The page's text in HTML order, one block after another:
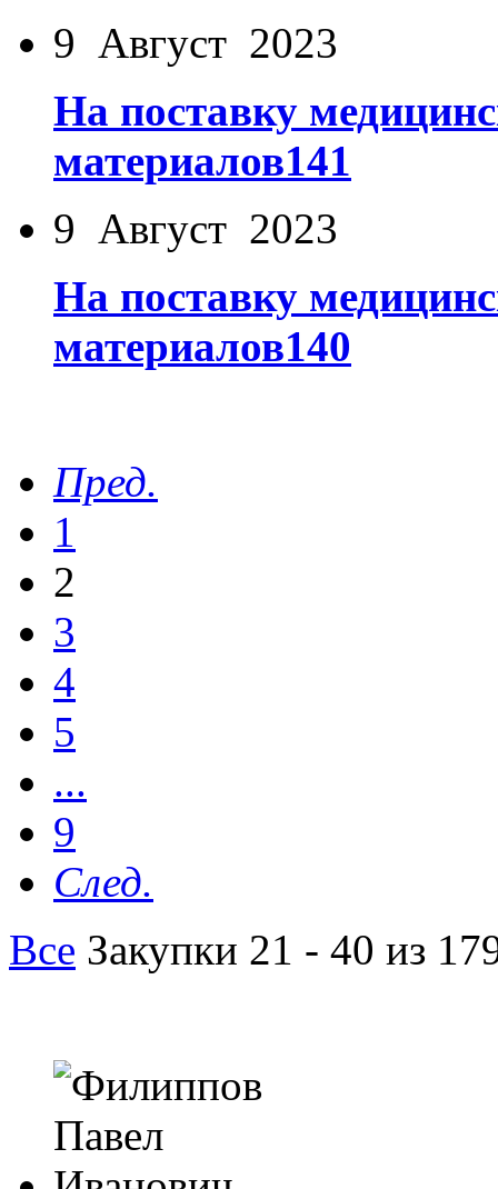
9 Август 2023
На поставку
материалов141
9 Август 2023
На поставку
материалов140
Пред.
1
2
3
4
5
...
9
След.
Все Закупки 21 - 40 из